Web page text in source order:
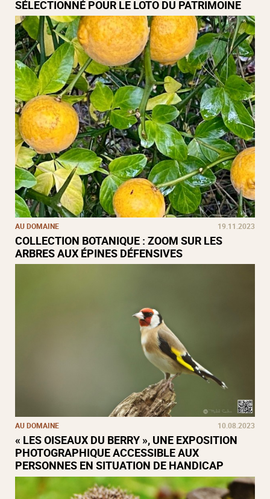
SÉLECTIONNÉ POUR LE LOTO DU PATRIMOINE
AU DOMAINE 19.11.2023
COLLECTION BOTANIQUE : ZOOM SUR LES
ARBRES AUX ÉPINES DÉFENSIVES
AU DOMAINE 10.08.2023
« LES OISEAUX DU BERRY », UNE EXPOSITION
PHOTOGRAPHIQUE ACCESSIBLE AUX
PERSONNES EN SITUATION DE HANDICAP